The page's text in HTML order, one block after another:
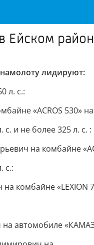
Ейском
лидируют:
л. с.:
«ACROS 530»
и не более 325 л. с. :
на комбайне
с.:
комбайне «LEXION
автомобиле